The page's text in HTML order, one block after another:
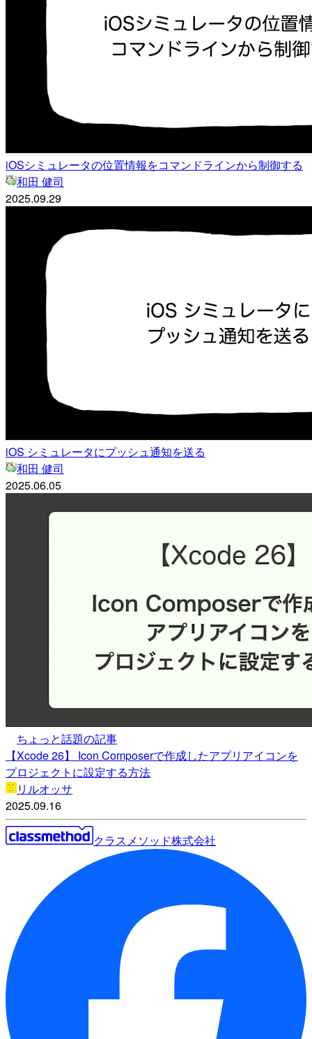
iOSシミュレータの位置情報をコマンドラインから制御する
和田 健司
2025.09.29
iOS シミュレータにプッシュ通知を送る
和田 健司
2025.06.05
ちょっと話題の記事
【Xcode 26】 Icon Composerで作成したアプリアイコンを
プロジェクトに設定する方法
リルオッサ
2025.09.16
クラスメソッド株式会社